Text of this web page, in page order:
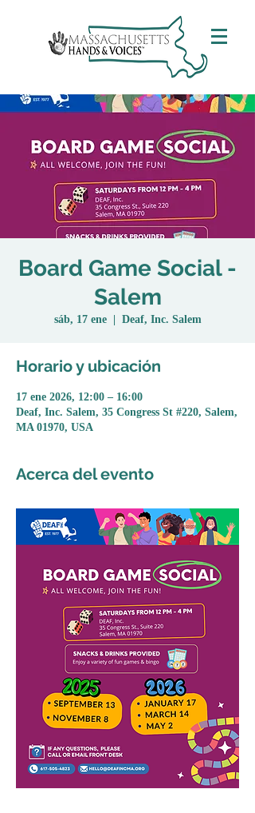
Board Game Social -
Salem
sáb, 17 ene
  |
Deaf, Inc. Salem
Horario y ubicación
17 ene 2026, 12:00 – 16:00
Deaf, Inc. Salem, 35 Congress St #220, Salem,
MA 01970, USA
Acerca del evento